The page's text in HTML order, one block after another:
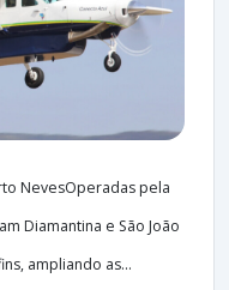
NevesOperadas pela
Diamantina e São João
ampliando as...